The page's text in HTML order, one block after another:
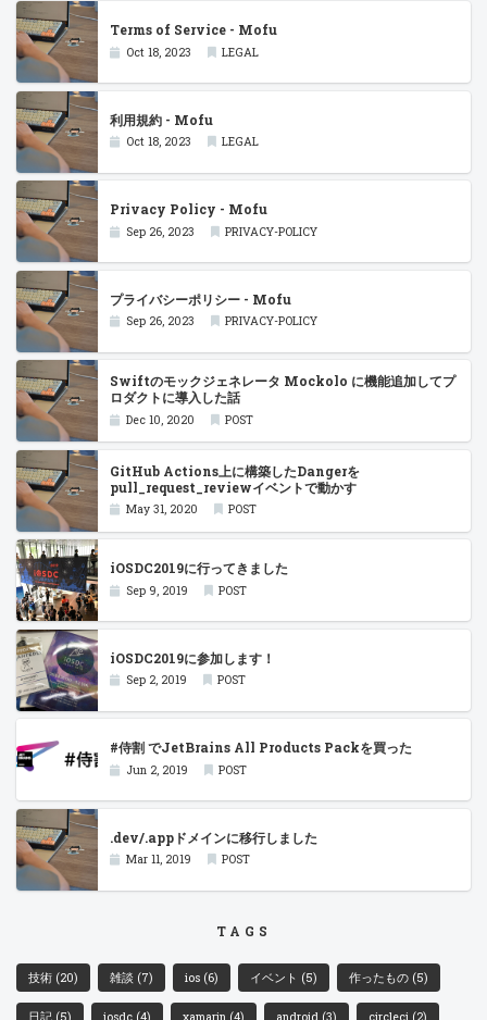
Terms of Service - Mofu
Oct 18, 2023 LEGAL
利用規約 - Mofu
Oct 18, 2023 LEGAL
Privacy Policy - Mofu
Sep 26, 2023 PRIVACY-POLICY
プライバシーポリシー - Mofu
Sep 26, 2023 PRIVACY-POLICY
Swiftのモックジェネレータ Mockolo に機能追加してプ
ロダクトに導入した話
Dec 10, 2020 POST
GitHub Actions上に構築したDangerを
pull_request_reviewイベントで動かす
May 31, 2020 POST
iOSDC2019に行ってきました
Sep 9, 2019 POST
iOSDC2019に参加します！
Sep 2, 2019 POST
#侍割 でJetBrains All Products Packを買った
Jun 2, 2019 POST
.dev/.appドメインに移行しました
Mar 11, 2019 POST
TAGS
技術 (20) 雑談 (7) ios (6) イベント (5) 作ったもの (5)
日記 (5) iosdc (4) xamarin (4) android (3) circleci (2)